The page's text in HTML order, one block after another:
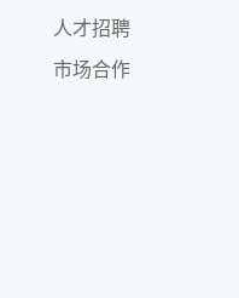
人才招聘
市场合作